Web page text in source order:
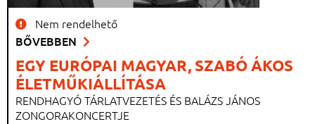
EGY EURÓPAI MAGYAR, SZABÓ ÁKOS
ÉLETMŰKIÁLLÍTÁSA
RENDHAGYÓ TÁRLATVEZETÉS ÉS BALÁZS JÁNOS
ZONGORAKONCERTJE
Nem rendelhető
BŐVEBBEN